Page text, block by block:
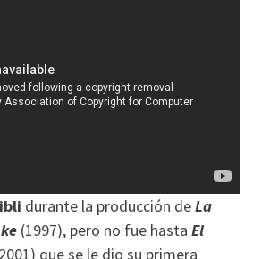
durante la producción deLa
(1997), pero no fue hastaEl
que se le dio su primera